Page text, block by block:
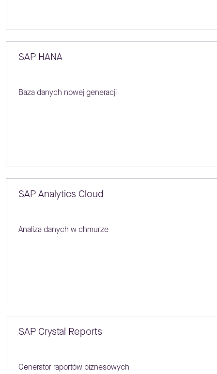
SAP HANA
Baza danych nowej generacji
SAP Analytics Cloud
Analiza danych w chmurze
SAP Crystal Reports
Generator raportów biznesowych